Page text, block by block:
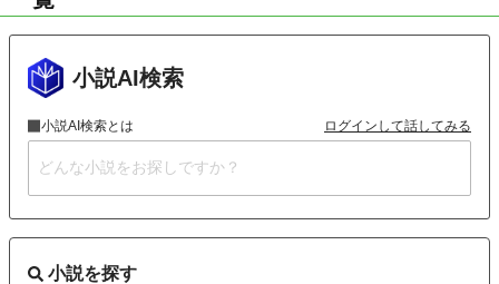
小説AI検索
小説AI検索とは ログインして話してみる
小説を探す